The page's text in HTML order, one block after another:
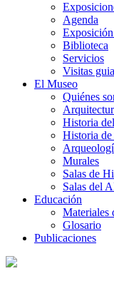
Agenda
Biblioteca
Servicios
Visitas
El Museo
Quiénes
Historia
Historia
Murales
Salas de
Salas del
Educación
Materiales
Glosario
Publicaciones